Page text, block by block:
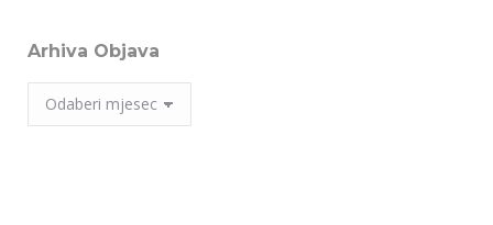
Arhiva Objava
Arhiva
Objava